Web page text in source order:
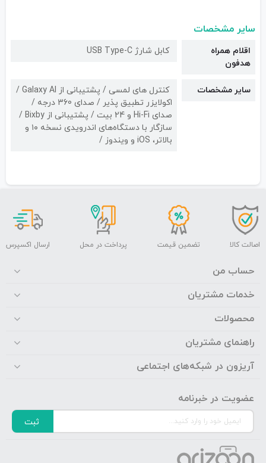
سایر مشخصات
اقلام همراه
هدفون
کابل شارژ USB Type-C
سایر مشخصات
کنترل های لمسی / پشتیبانی از Galaxy AI /
اکولایزر تطبیق پذیر / صدای 360 درجه /
صدای Hi-Fi و 24 بیت / پشتیبانی از Bixby /
سازگار با دستگاه‌های اندرویدی نسخه ۱۰ و
بالاتر، iOS و ویندوز /
اصالت کالا تضمین قیمت پرداخت در محل ارسال اکسپرس
حساب من
خدمات مشتریان
محصولات
راهنمای مشتریان
آریزون در شبکه‌های اجتماعی
عضویت در خبرنامه
ثبت